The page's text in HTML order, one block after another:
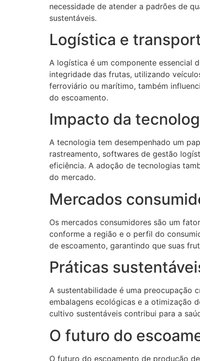
necessidade de atender a padrões de
sustentáveis.
Logística e
A logística é um componente essencial
integridade das frutas, utilizando
ferroviário ou marítimo, também
do escoamento.
Impacto da
A tecnologia tem desempenhado um
rastreamento, softwares de gestão
eficiência. A adoção de tecnologias
do mercado.
Mercados
Os mercados consumidores são um
conforme a região e o perfil do
de escoamento, garantindo que suas
Práticas
A sustentabilidade é uma preocupação
embalagens ecológicas e a otimização
cultivo sustentáveis contribui para a
O futuro do
O futuro do escoamento de produção